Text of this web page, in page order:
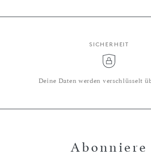
SICHERHEIT
Deine Daten werden verschlüsselt
Abonniere